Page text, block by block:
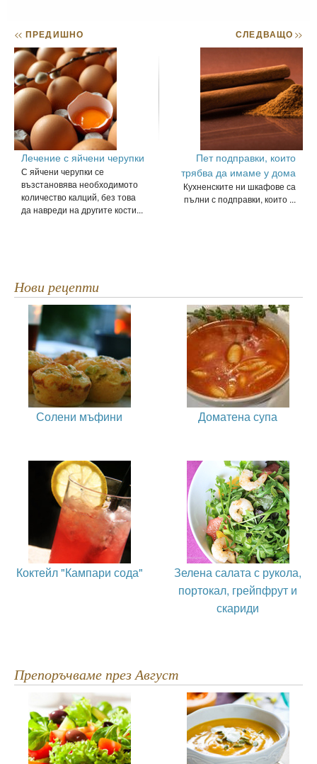
<< ПРЕДИШНО
Лечение с яйчени черупки
С яйчени черупки се
възстановява необходимото
количество калций, без това
да навреди на другите кости...
СЛЕДВАЩО>>
Пет подправки, които
трябва да имаме у дома
Кухненските ни шкафове са
пълни с подправки, които ...
Нови рецепти
Солени мъфини Доматена супа
Коктейл "Кампари сода"
Зелена салата с рукола,
портокал, грейпфрут и
скариди
Препоръчваме през Август